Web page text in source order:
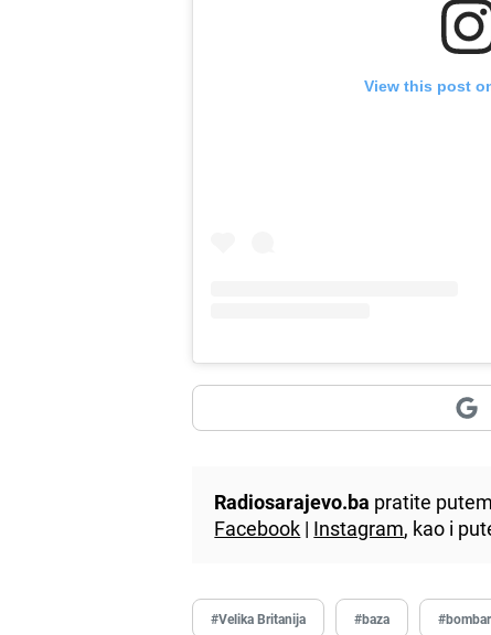
View this post
Radiosarajevo.ba pratite
Facebook | Instagram, kao i
#Velika Britanija #baza